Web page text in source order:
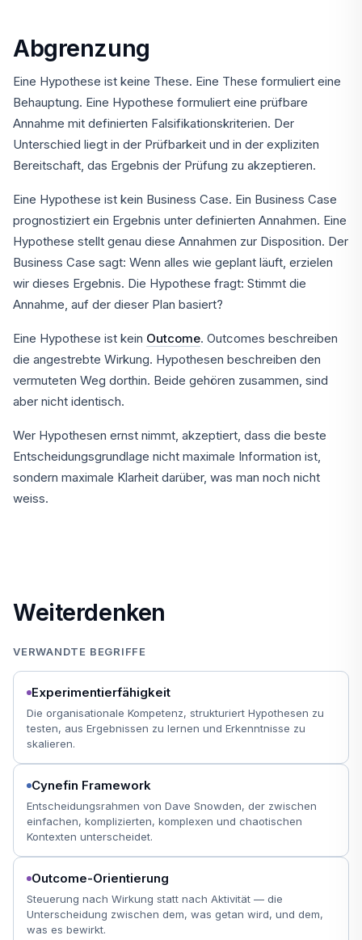
Abgrenzung
Eine Hypothese ist keine These. Eine These formuliert eine
Behauptung. Eine Hypothese formuliert eine prüfbare
Annahme mit definierten Falsifikationskriterien. Der
Unterschied liegt in der Prüfbarkeit und in der expliziten
Bereitschaft, das Ergebnis der Prüfung zu akzeptieren.
Eine Hypothese ist kein Business Case. Ein Business Case
prognostiziert ein Ergebnis unter definierten Annahmen. Eine
Hypothese stellt genau diese Annahmen zur Disposition. Der
Business Case sagt: Wenn alles wie geplant läuft, erzielen
wir dieses Ergebnis. Die Hypothese fragt: Stimmt die
Annahme, auf der dieser Plan basiert?
Eine Hypothese ist kein Outcome. Outcomes beschreiben
die angestrebte Wirkung. Hypothesen beschreiben den
vermuteten Weg dorthin. Beide gehören zusammen, sind
aber nicht identisch.
Wer Hypothesen ernst nimmt, akzeptiert, dass die beste
Entscheidungsgrundlage nicht maximale Information ist,
sondern maximale Klarheit darüber, was man noch nicht
weiss.
Weiterdenken
VERWANDTE BEGRIFFE
Experimentierfähigkeit
Die organisationale Kompetenz, strukturiert Hypothesen zu
testen, aus Ergebnissen zu lernen und Erkenntnisse zu
skalieren.
Cynefin Framework
Entscheidungsrahmen von Dave Snowden, der zwischen
einfachen, komplizierten, komplexen und chaotischen
Kontexten unterscheidet.
Outcome-Orientierung
Steuerung nach Wirkung statt nach Aktivität — die
Unterscheidung zwischen dem, was getan wird, und dem,
was es bewirkt.